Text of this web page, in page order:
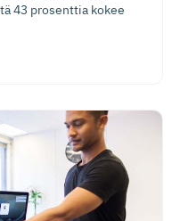
43 prosenttia kokee